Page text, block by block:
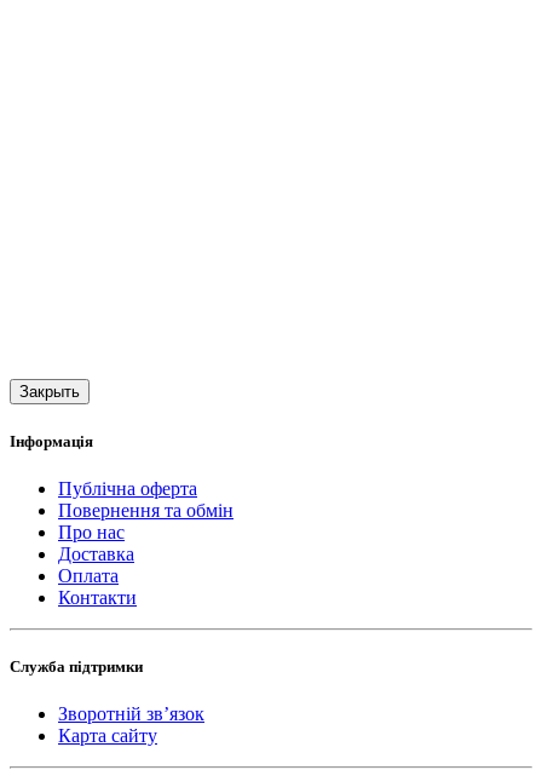
Закрыть
Інформація
Публічна оферта
Повернення та обмін
Про нас
Доставка
Оплата
Контакти
Служба підтримки
Зворотній зв’язок
Карта сайту